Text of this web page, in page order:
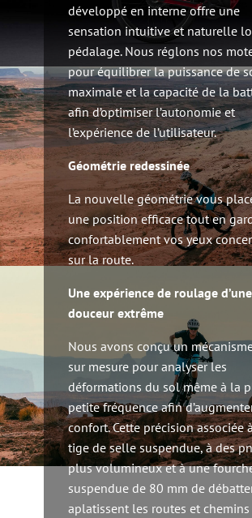
développé en interne offre une
sensation intuitive et naturelle
pédalage. Nous réglons nos
pour équilibrer la puissance de
maximale et la capacité de la
afin d’optimiser l’autonomie et
l’expérience de l’utilisateur.
Géométrie redessinée
La nouvelle géométrie vous
une position efficace tout en
confortablement vos yeux
sur la route.
Une expérience de roulage d’une
douceur extrême
Nous avons conçu un
sur mesure pour analyser les
déformations du sol même à la
petite fréquence afin
confort. Cette précision associée
tige de selle suspendue, à des
plus volumineux et à une
suspendue de 80 mm de
aplatissent les routes et chemins